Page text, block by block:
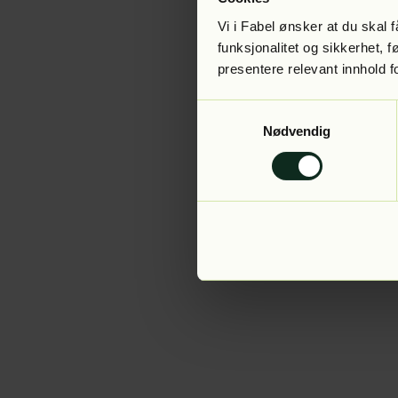
Vi i Fabel ønsker at du skal
funksjonalitet og sikkerhet,
presentere relevant innhold
Nødvendig
Application